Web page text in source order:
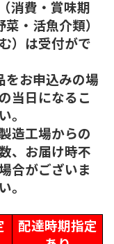
消費・賞味期
・活魚介類）
）は受付がで
お申込みの場
当日になるこ
。
造工場からの
、お届け時不
合がございま
。
配達時期指定